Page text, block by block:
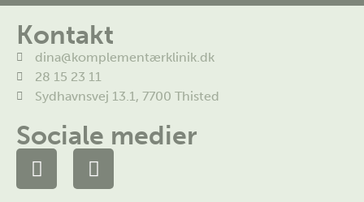
Kontakt
dina@komplementærklinik.dk
28 15 23 11
Sydhavnsvej 13.1, 7700 Thisted
Sociale medier